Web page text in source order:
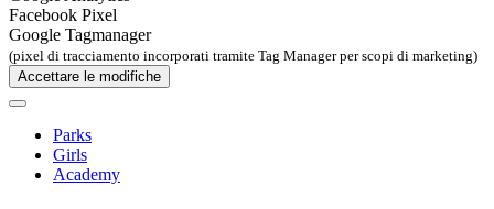
Facebook Pixel
Google Tagmanager
(pixel di tracciamento incorporati tramite Tag Manager per scopi di marketing)
Accettare le modifiche
Parks
Girls
Academy